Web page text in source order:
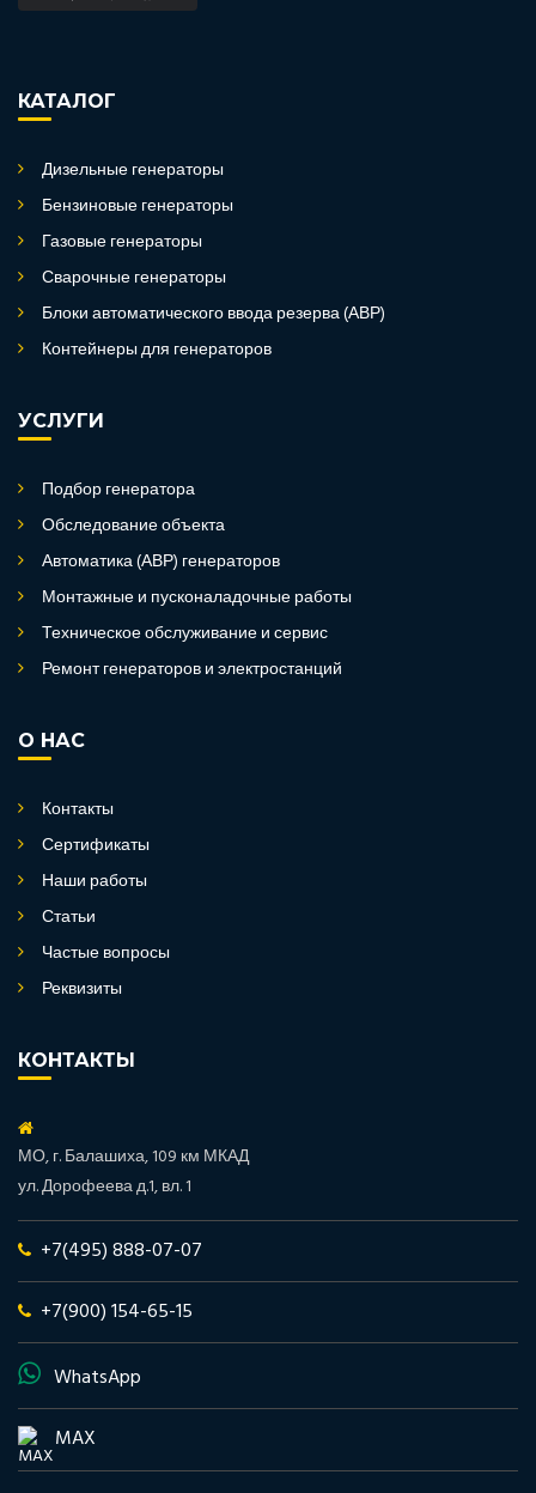
КАТАЛОГ
Дизельные генераторы
Бензиновые генераторы
Газовые генераторы
Сварочные генераторы
Блоки автоматического ввода резерва (АВР)
Контейнеры для генераторов
УСЛУГИ
Подбор генератора
Обследование объекта
Автоматика (АВР) генераторов
Монтажные и пусконаладочные работы
Техническое обслуживание и сервис
Ремонт генераторов и электростанций
О НАС
Контакты
Сертификаты
Наши работы
Статьи
Частые вопросы
Реквизиты
КОНТАКТЫ
МО, г. Балашиха, 109 км МКАД
ул. Дорофеева д.1, вл. 1
+7(495) 888-07-07
+7(900) 154-65-15
WhatsApp
MAX